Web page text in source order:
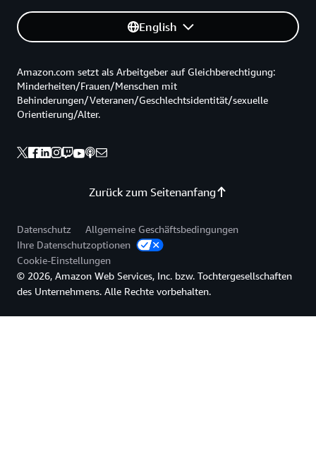
English
Zurück zum Seitenanfang
Amazon.com setzt als Arbeitgeber auf Gleichberechtigung:
Minderheiten/Frauen/Menschen mit
Behinderungen/Veteranen/Geschlechtsidentität/sexuelle
Orientierung/Alter.
Datenschutz
Allgemeine Geschäftsbedingungen
Ihre Datenschutzoptionen
Cookie-Einstellungen
© 2026, Amazon Web Services, Inc. bzw. Tochtergesellschaften
des Unternehmens. Alle Rechte vorbehalten.